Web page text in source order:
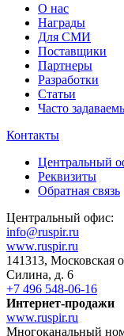
О нас
Награды
Для СМИ
Поставщики
Партнеры
Разработки
Статьи
Часто
Контакты
Центральный
Реквизиты
Обратная связь
Центральный офис:
info@ruspir.ru
www.ruspir.ru
141313, Московская
Силина, д. 6
+7 496 548-06-16
Интернет-продажи
www.ruspir.ru
Многоканальный